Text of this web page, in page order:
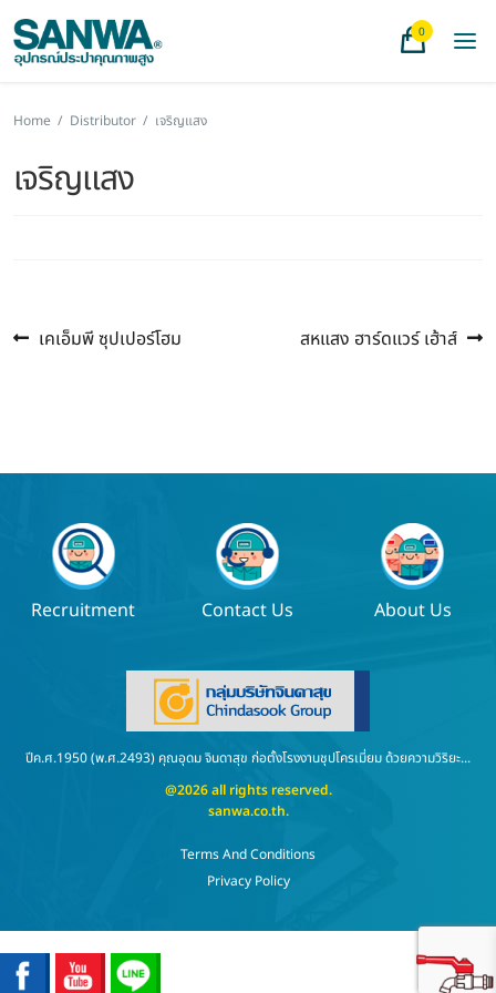
0
Home / Distributor / เจริญแสง
เจริญแสง
แนะแนว
Previous
เคเอ็มพี ซุปเปอร์โฮม
Next
สหแสง ฮาร์ดแวร์ เฮ้าส์
Recruitment Contact Us About Us
ปีค.ศ.1950 (พ.ศ.2493) คุณอุดม จินดาสุข ก่อตั้งโรงงานชุปโครเมี่ยม ด้วยความวิริยะ...
@2026 all rights reserved.
sanwa.co.th.
Terms And Conditions
Privacy Policy